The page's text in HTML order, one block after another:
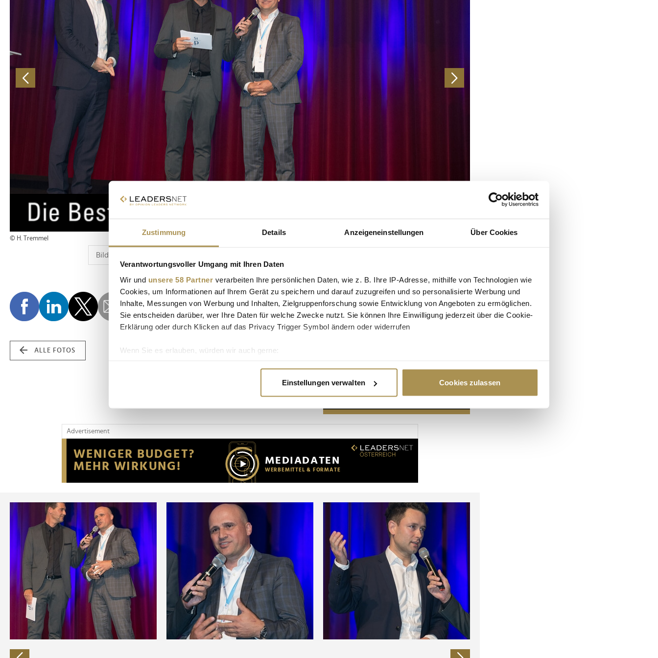
Zustimmung Details Anzeigeneinstellungen Über Cookies
Verantwortungsvoller Umgang mit Ihren Daten
Wir und unsere 58 Partner verarbeiten Ihre persönlichen Daten, wie z. B. Ihre IP-Adresse, mithilfe von Technologien wie
Cookies, um Informationen auf Ihrem Gerät zu speichern und darauf zuzugreifen und so personalisierte Werbung und
Inhalte, Messungen von Werbung und Inhalten, Zielgruppenforschung sowie Entwicklung von Angeboten zu ermöglichen.
Sie entscheiden darüber, wer Ihre Daten für welche Zwecke nutzt. Sie können Ihre Einwilligung jederzeit über die Cookie-
Erklärung oder durch Klicken auf das Privacy Trigger Symbol ändern oder widerrufen
Wenn Sie es erlauben, würden wir auch gerne:
Erfahren Sie mehr darüber, wie Ihre persönlichen Daten verarbeitet werden, und legen Sie Ihre Präferenzen im
Wir verwenden Cookies, um Inhalte und Anzeigen zu personalisieren, Funktionen für soziale Medien anbieten zu können
Website an unsere Partner für soziale Medien, Werbung und Analysen weiter. Unsere Partner führen diese Informationen
möglicherweise mit weiteren Daten zusammen, die Sie ihnen bereitgestellt haben oder die sie im Rahmen Ihrer Nutzung
der Dienste gesammelt haben.
Einstellungen verwalten Cookies zulassen
© H. Tremmel
ALLE FOTOS
Advertisement
Advertisement